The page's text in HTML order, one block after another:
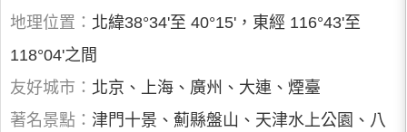
地理位置： 北緯38°34'至 40°15'，東經 116°43'至
118°04'之間
友好城市： 北京、上海、廣州、大連、煙臺
著名景點： 津門十景、薊縣盤山、天津水上公園、八